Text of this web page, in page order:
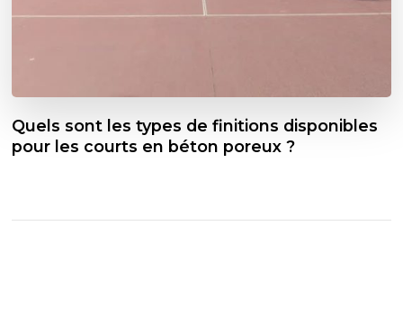
Quels sont les types de finitions disponibles
pour les courts en béton poreux ?